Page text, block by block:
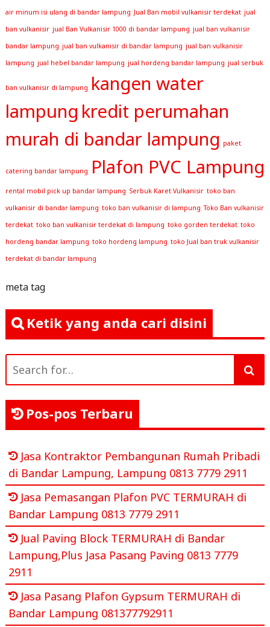
air minum isi ulang di bandar lampung Jual Ban mobil vulkanisir terdekat jual
ban vulkanisir jual Ban Vulkanisir 1000 di bandar lampung jual ban vulkanisir
bandar lampung jual ban vulkanisir di bandar lampung jual ban vulkanisir
lampung jual hebel bandar lampung jual hordeng bandar lampung jual serbuk
ban vulkanisir di lampung kangen water
lampung kredit perumahan
murah di bandar lampung paket
catering bandar lampung Plafon PVC Lampung
rental mobil pick up bandar lampung Serbuk Karet Vulkanisir toko ban
vulkanisir di bandar lampung toko ban vulkanisir di lampung Toko Ban vulkanisir
terdekat toko ban vulkanisir terdekat di lampung toko gorden terdekat toko
hordeng bandar lampung toko hordeng lampung toko Jual ban truk vulkanisir
terdekat di bandar lampung
meta tag
Ketik yang anda cari disini
for:
Pos-pos Terbaru
Jasa Kontraktor Pembangunan Rumah Pribadi
di Bandar Lampung, Lampung 0813 7779 2911
Jasa Pemasangan Plafon PVC TERMURAH di
Bandar Lampung 0813 7779 2911
Jual Paving Block TERMURAH di Bandar
Lampung,Plus Jasa Pasang Paving 0813 7779
2911
Jasa Pasang Plafon Gypsum TERMURAH di
Bandar Lampung 081377792911